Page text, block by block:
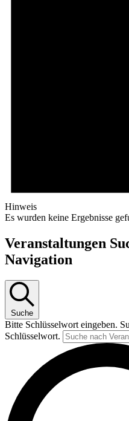
Hinweis
Es wurden keine Ergebnisse
Veranstaltungen
Navigation
Suche
Bitte Schlüsselwort eingeben.
Schlüsselwort.